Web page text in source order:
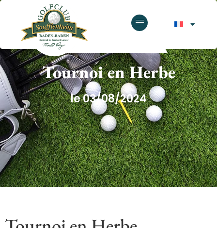
GOLF CLUB SOUFFLENHEIM
Tournoi en Herbe
le 03/08/2024